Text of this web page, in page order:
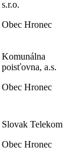
s.r.o.
Obec Hronec
Komunálna
poisťovna, a.s.
Obec Hronec
Slovak Telekom
Obec Hronec